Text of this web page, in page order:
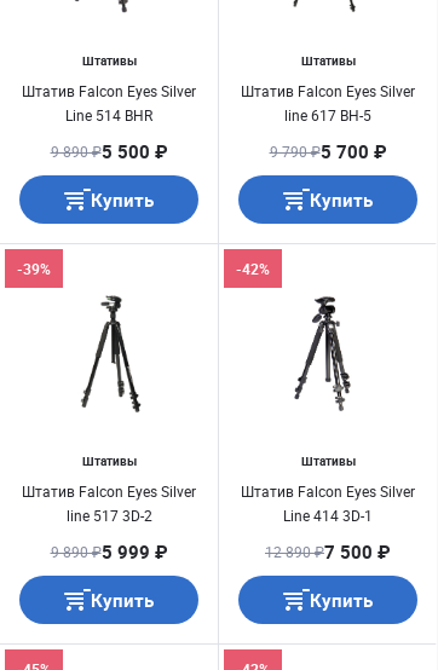
Штативы
Штатив Falcon Eyes Silver
Line 514 BHR
9 890 ₽5 500 ₽
Купить
Штативы
Штатив Falcon Eyes Silver
line 617 BH-5
9 790 ₽5 700 ₽
Купить
Штативы
Штатив Falcon Eyes Silver
line 517 3D-2
-39%
9 890 ₽5 999 ₽
Купить
Штативы
Штатив Falcon Eyes Silver
Line 414 3D-1
-42%
12 890 ₽7 500 ₽
Купить